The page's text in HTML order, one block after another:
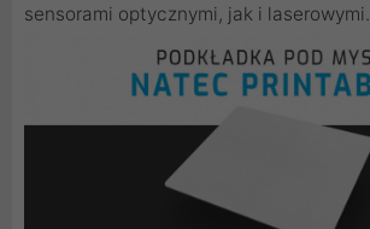
sensorami optycznymi, jak i laserowymi.